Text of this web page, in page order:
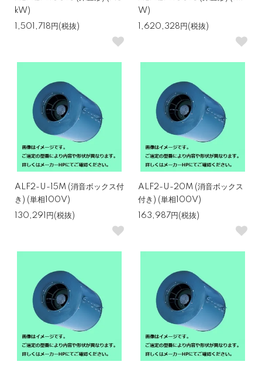
kW)
1,501,718円(税抜)
W)
1,620,328円(税抜)
ALF2-U-15M (消音ボックス付
き) (単相100V)
130,291円(税抜)
ALF2-U-20M (消音ボックス
付き) (単相100V)
163,987円(税抜)